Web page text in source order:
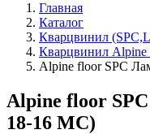
Главная
Каталог
Кварцвинил
Кварцвинил Alpine
Alpine floor SPC
Alpine floor
18-16 MC)